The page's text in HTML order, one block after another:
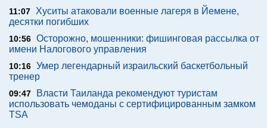
11:07
Хуситы атаковали военные лагеря в Йемене,
десятки погибших
10:56 Осторожно, мошенники: фишинговая рассылка от
имени Налогового управления
10:16 Умер легендарный израильский баскетбольный
тренер
09:47
Власти Таиланда рекомендуют туристам
использовать чемоданы с сертифицированным замком
TSA